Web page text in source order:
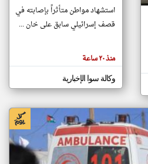
مصادر الأخبار من فلسطين
اخبار فلسطين على مدار الساعة
أهم اخبار فلسطين العاجلة والمباشرة
استشهاد مواطن متأثراً بإصابته في
قصف إسرائيلي سابق على خان ...
منذ ٢٠ ساعة
وكالة سوا الإخبارية
klyoum.com